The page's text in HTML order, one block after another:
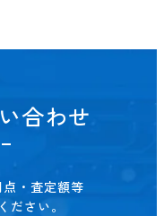
合わせ
・査定額等
ださい。